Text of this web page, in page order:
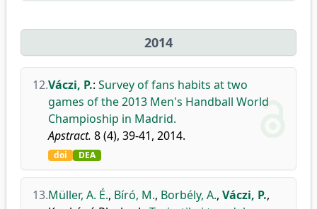
2014
12.Váczi, P.: Survey of fans habits at two
games of the 2013 Men's Handball World
Champioship in Madrid.
Apstract. 8 (4), 39-41, 2014.
doi DEA
13.Müller, A. É., Bíró, M., Borbély, A., Váczi, P.,